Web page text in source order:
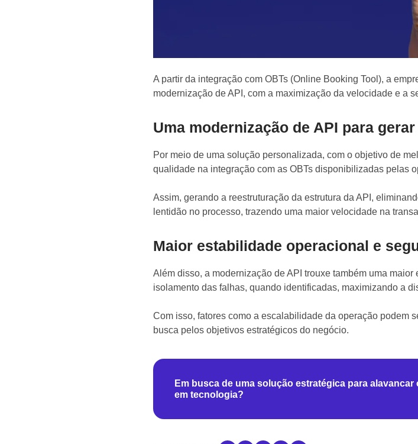
A partir da integração com OBTs (Online Booking Tool), a
modernização de API, com a maximização da velocidade e a
Uma modernização de API para
Por meio de uma solução personalizada, com o objetivo de
qualidade na integração com as OBTs disponibilizadas pelas
Assim, gerando a reestruturação da estrutura da API,
lentidão no processo, trazendo uma maior velocidade na
Maior estabilidade operacional e
Além disso, a modernização de API trouxe também uma
isolamento das falhas, quando identificadas, maximizando a
Com isso, fatores como a escalabilidade da operação podem
busca pelos objetivos estratégicos do negócio.
Em busca de uma solução estratégica para
em tecnologia?